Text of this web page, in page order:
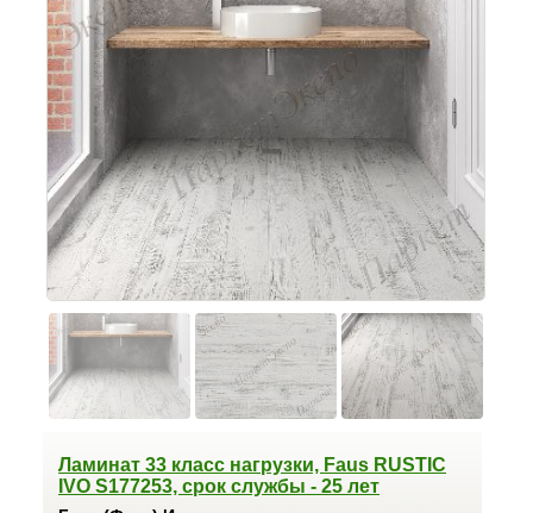
Ламинат 33 класс нагрузки, Faus RUSTIC
IVO S177253, срок службы - 25 лет